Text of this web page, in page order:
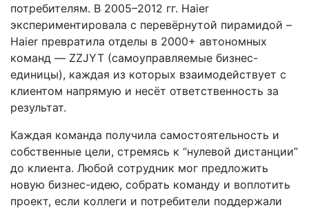
потребителям. В 2005–2012 гг. Haier
экспериментировала с перевёрнутой пирамидой –
Haier превратила отделы в 2000+ автономных
команд — ZZJYT (самоуправляемые бизнес-
единицы), каждая из которых взаимодействует с
клиентом напрямую и несёт ответственность за
результат.
Каждая команда получила самостоятельность и
собственные цели, стремясь к “нулевой дистанции”
до клиента. Любой сотрудник мог предложить
новую бизнес-идею, собрать команду и воплотить
проект, если коллеги и потребители поддержали